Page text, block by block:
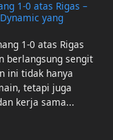
1-0 atas Rigas –
yang
1-0 atas Rigas
berlangsung sengit
ini tidak hanya
tetapi juga
kerja sama...